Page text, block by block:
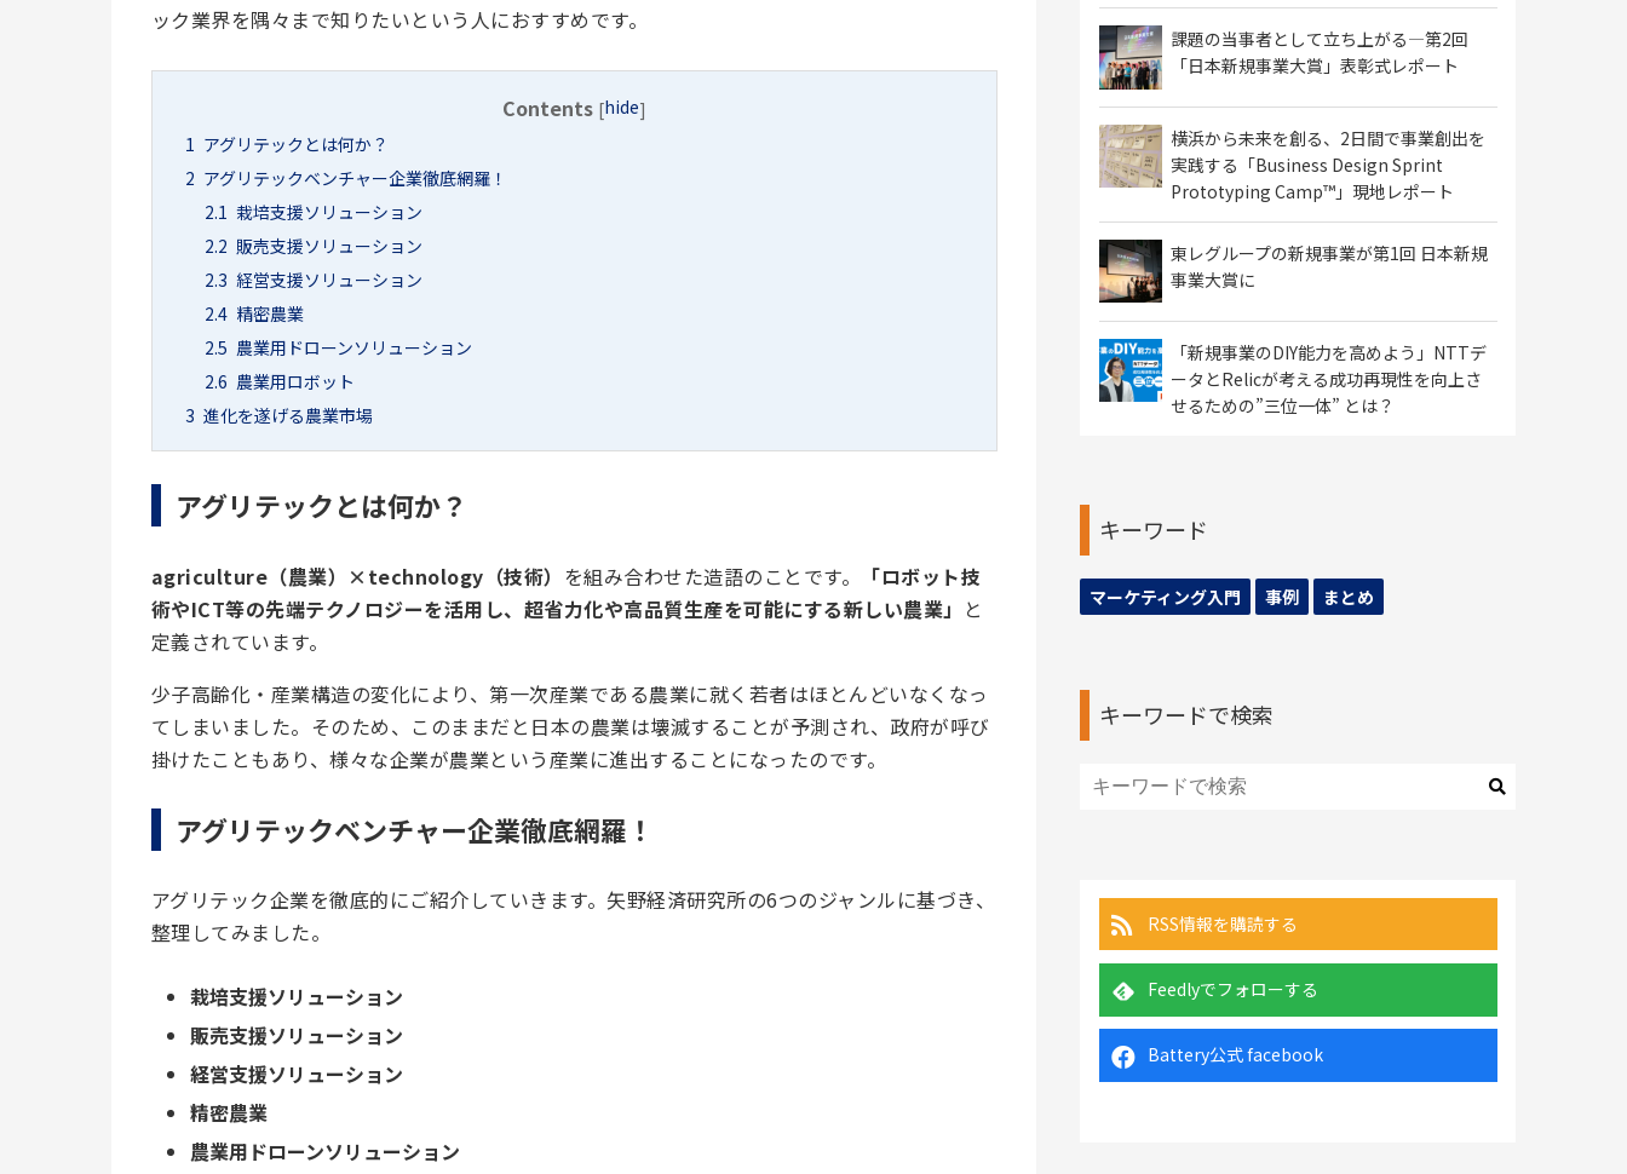
ック業界を隅々まで知りたいという人におすすめです。
Contents [hide]
1 アグリテックとは何か？
2 アグリテックベンチャー企業徹底網羅！
2.1 栽培支援ソリューション
2.2 販売支援ソリューション
2.3 経営支援ソリューション
2.4 精密農業
2.5 農業用ドローンソリューション
2.6 農業用ロボット
3 進化を遂げる農業市場
アグリテックとは何か？
agriculture（農業）×technology（技術） を組み合わせた造語のことです。
「ロボット技
術やICT等の先端テクノロジーを活用し、超省力化や高品質生産を可能にする新しい農業」 と
定義されています。
少子高齢化・産業構造の変化により、第一次産業である農業に就く若者はほとんどいなくなっ
てしまいました。そのため、このままだと日本の農業は壊滅することが予測され、政府が呼び
掛けたこともあり、様々な企業が農業という産業に進出することになったのです。
アグリテックベンチャー企業徹底網羅！
アグリテック企業を徹底的にご紹介していきます。矢野経済研究所の6つのジャンルに基づき、
整理してみました。
栽培支援ソリューション
販売支援ソリューション
経営支援ソリューション
精密農業
農業用ドローンソリューション
課題の当事者として立ち上がる―第2回
「日本新規事業大賞」表彰式レポート
横浜から未来を創る、2日間で事業創出を
実践する「Business Design Sprint
Prototyping Camp™」現地レポート
東レグループの新規事業が第1回 日本新規
事業大賞に
「新規事業のDIY能力を高めよう」NTTデ
ータとRelicが考える成功再現性を向上さ
せるための”三位一体” とは？
キーワード
マーケティング入門 事例 まとめ
キーワードで検索
RSS情報を購読する
Feedlyでフォローする
Battery公式 facebook